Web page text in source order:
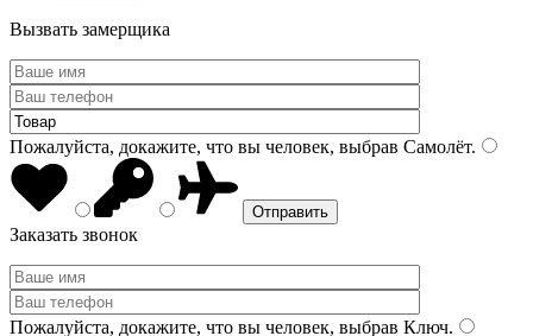
Вызвать замерщика
Пожалуйста, докажите, что вы человек, выбрав Самолёт.
Заказать звонок
Пожалуйста, докажите, что вы человек, выбрав Ключ.